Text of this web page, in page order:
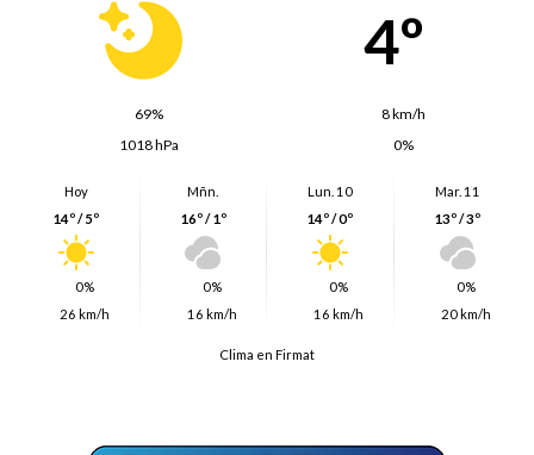
4º
69%
8 km/h
1018 hPa
0%
Hoy
14º / 5º
0%
26 km/h
Mñn.
16º / 1º
0%
16 km/h
Lun. 10
14º / 0º
0%
16 km/h
Mar. 11
13º / 3º
0%
20 km/h
Clima en Firmat